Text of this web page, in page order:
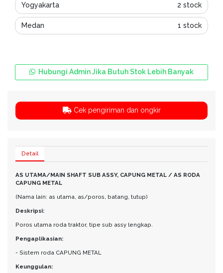
Yogyakarta 2 stock
Medan 1 stock
Hubungi Admin Jika Butuh Stok Lebih Banyak
Cek pengiriman dan ongkir
Detail
AS UTAMA/MAIN SHAFT SUB ASSY, CAPUNG METAL / AS RODA
CAPUNG METAL
(Nama lain: as utama, as/poros, batang, tutup)
Deskripsi:
Poros utama roda traktor, tipe sub assy lengkap.
Pengaplikasian:
- Sistem roda CAPUNG METAL
Keunggulan: